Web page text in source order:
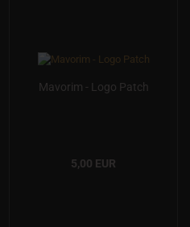
Mavorim - Logo Patch
5,00 EUR